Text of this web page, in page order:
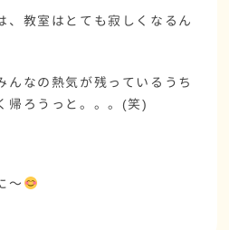
、教室はとても寂しくなるん
んなの熱気が残っているうち
帰ろうっと。。。(笑)
～